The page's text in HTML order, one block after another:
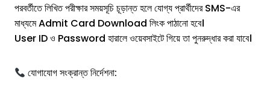
পরবর্তীতে লিখিত পরীক্ষার সময়সূচি চূড়ান্ত হলে যোগ্য প্রার্থীদের SMS-এর
মাধ্যমে Admit Card Download লিংক পাঠানো হবে।
User ID ও Password হারালে ওয়েবসাইটে গিয়ে তা পুনরুদ্ধার করা যাবে।
যোগাযোগ সংক্রান্ত নির্দেশনা: